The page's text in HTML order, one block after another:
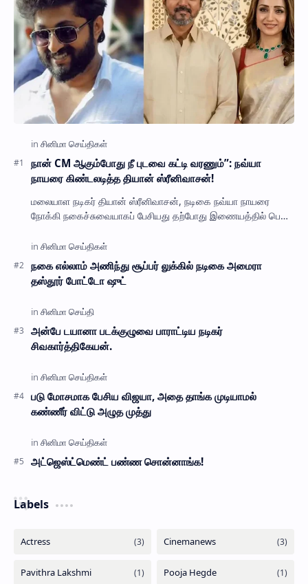
நான் CM ஆகும்போது நீ புடவை கட்டி வரணும்”: நவ்யா
நாயரை கிண்டலடித்த தியான் ஸ்ரீனிவாசன்!
மலையாள நடிகர் தியான் ஸ்ரீனிவாசன், நடிகை நவ்யா நாயரை
நோக்கி நகைச்சுவையாகப் பேசியது தற்போது இணையத்தில் பெரும்
நகை எல்லாம் அணிந்து சூப்பர் லுக்கில் நடிகை அமைரா
தஸ்தூர் போட்டோ ஷுட்
அன்பே டயானா படக்குழுவை பாராட்டிய நடிகர்
சிவகார்த்திகேயன்.
படு மோசமாக பேசிய விஜயா, அதை தாங்க முடியாமல்
கண்ணீர் விட்டு அழுத முத்து
அட்ஜெஸ்ட்மெண்ட் பண்ண சொன்னாங்க!
Labels